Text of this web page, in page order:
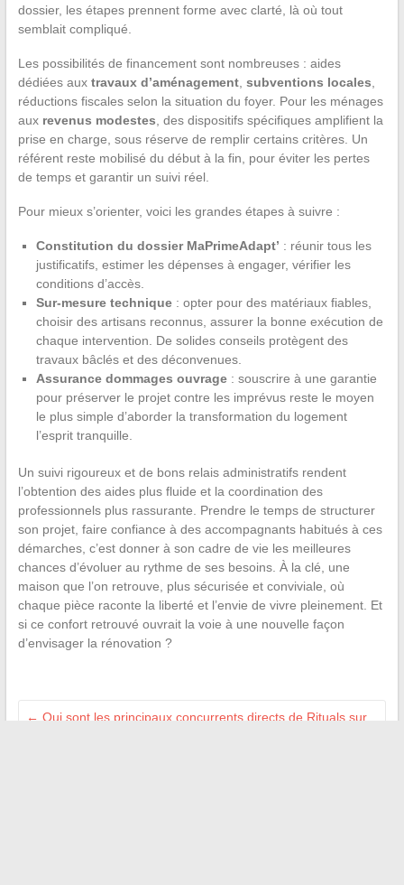
dossier, les étapes prennent forme avec clarté, là où tout
semblait compliqué.
Les possibilités de financement sont nombreuses : aides
dédiées aux travaux d’aménagement, subventions locales
réductions fiscales selon la situation du foyer. Pour les ménages
aux revenus modestes , des dispositifs spécifiques amplifient la
prise en charge, sous réserve de remplir certains critères. Un
référent reste mobilisé du début à la fin, pour éviter les pertes
de temps et garantir un suivi réel.
Pour mieux s’orienter, voici les grandes étapes à suivre :
Constitution du dossier MaPrimeAdapt’ : réunir tous les
justificatifs, estimer les dépenses à engager, vérifier les
conditions d’accès.
Sur-mesure technique: opter pour des matériaux fiables,
choisir des artisans reconnus, assurer la bonne exécution de
chaque intervention. De solides conseils protègent des
travaux bâclés et des déconvenues.
Assurance dommages ouvrage: souscrire à une garantie
pour préserver le projet contre les imprévus reste le moyen
le plus simple d’aborder la transformation du logement
l’esprit tranquille.
Un suivi rigoureux et de bons relais administratifs rendent
l’obtention des aides plus fluide et la coordination des
professionnels plus rassurante. Prendre le temps de structurer
son projet, faire confiance à des accompagnants habitués à ces
démarches, c’est donner à son cadre de vie les meilleures
chances d’évoluer au rythme de ses besoins. À la clé, une
maison que l’on retrouve, plus sécurisée et conviviale, où
chaque pièce raconte la liberté et l’envie de vivre pleinement. Et
si ce confort retrouvé ouvrait la voie à une nouvelle façon
d’envisager la rénovation ?
← Qui sont les principaux concurrents directs de Rituals sur